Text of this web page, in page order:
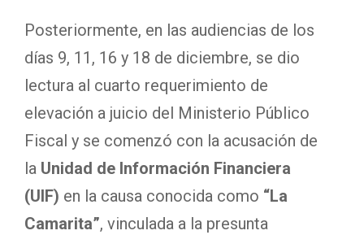
Posteriormente, en las audiencias de los
días 9, 11, 16 y 18 de diciembre, se dio
lectura al cuarto requerimiento de
elevación a juicio del Ministerio Público
Fiscal y se comenzó con la acusación de
la Unidad de Información Financiera
(UIF) en la causa conocida como “La
Camarita”, vinculada a la presunta